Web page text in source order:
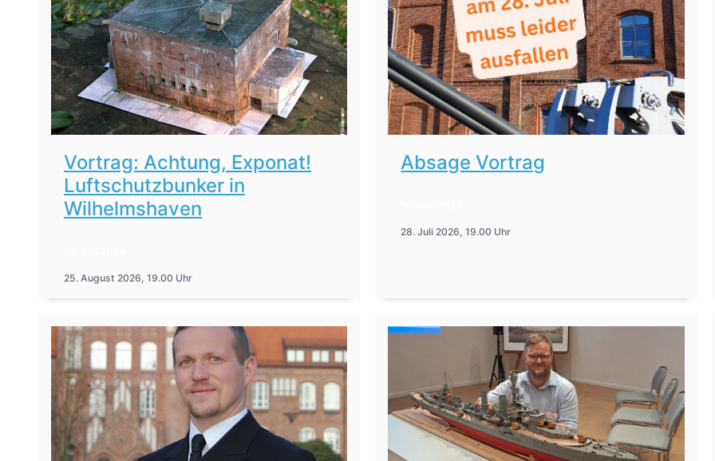
Vortrag: Achtung, Exponat!
Luftschutzbunker in
Wilhelmshaven
25. August 2026, 19.00 Uhr
Absage Vortrag
28. Juli 2026, 19.00 Uhr